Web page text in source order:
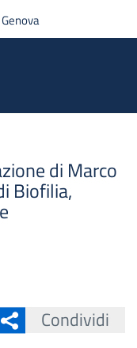
di Marco
Biofilia,
Condividi